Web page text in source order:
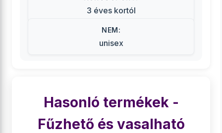
3 éves kortól
NEM:
unisex
Hasonló termékek -
Fűzhető és vasalható